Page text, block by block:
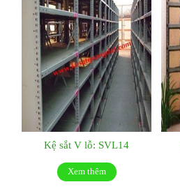
Kệ sắt V lỗ: SVL14
Xem thêm